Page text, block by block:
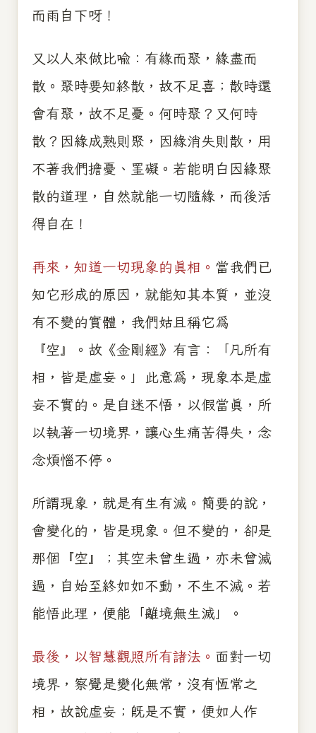
而雨自下呀！
又以人來做比喻：有緣而聚，緣盡而
散。聚時要知終散，故不足喜；散時還
會有聚，故不足憂。何時聚？又何時
散？因緣成熟則聚，因緣消失則散，用
不著我們擔憂、罣礙。若能明白因緣聚
散的道理，自然就能一切隨緣，而後活
得自在！
再來，知道一切現象的真相。 當我們已
知它形成的原因，就能知其本質，並沒
有不變的實體，我們姑且稱它為
『空』。故《金剛經》有言：「凡所有
相，皆是虛妄。」此意為，現象本是虛
妄不實的。是自迷不悟，以假當真，所
以執著一切境界，讓心生痛苦得失，念
念煩惱不停。
所謂現象，就是有生有滅。簡要的說，
會變化的，皆是現象。但不變的，卻是
那個『空』；其空未曾生過，亦未曾滅
過，自始至終如如不動，不生不滅。若
能悟此理，便能「離境無生滅」。
最後，以智慧觀照所有諸法。 面對一切
境界，察覺是變化無常，沒有恆常之
相，故說虛妄；既是不實，便如人作